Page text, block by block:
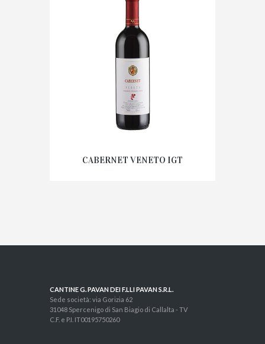
CABERNET VENETO IGT
CANTINE G. PAVAN DEI F.LLI PAVAN S.R.L.
Sede società: via Gorizia 62
31048 Spercenigo di San Biagio di Callalta - TV
C.F. e P.I. IT00195750260